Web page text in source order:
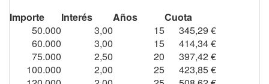
Importe Interés Años
Cuota
50.000
3,00 15
345,29 €
60.000
3,00 15
414,34 €
75.000
2,50 20
397,42 €
100.000
2,00 25
423,85 €